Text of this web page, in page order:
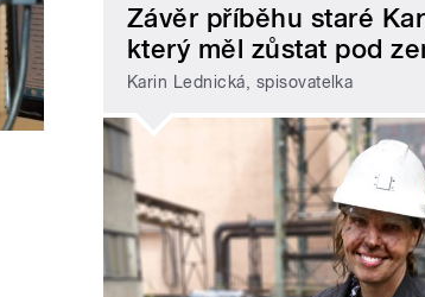
Závěr příběhu staré
který měl zůstat pod
Karin Lednická, spisovatelka